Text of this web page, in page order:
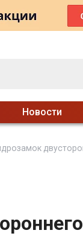
Новости